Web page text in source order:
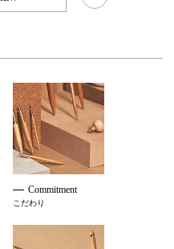
Commitment
こだわり